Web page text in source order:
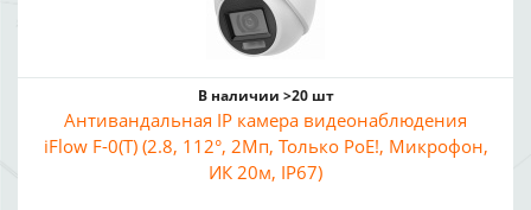
В наличии >20 шт
Антивандальная IP камера видеонаблюдения
iFlow F-0(T) (2.8, 112°, 2Мп, Только PoE!, Микрофон,
ИК 20м, IP67)